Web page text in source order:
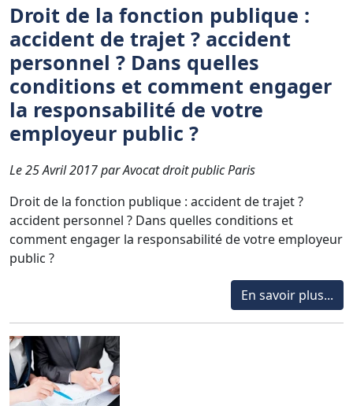
Droit de la fonction publique :
accident de trajet ? accident
personnel ? Dans quelles
conditions et comment engager
la responsabilité de votre
employeur public ?
Le 25 Avril 2017 par Avocat droit public Paris
Droit de la fonction publique : accident de trajet ?
accident personnel ? Dans quelles conditions et
comment engager la responsabilité de votre employeur
public ?
En savoir plus...